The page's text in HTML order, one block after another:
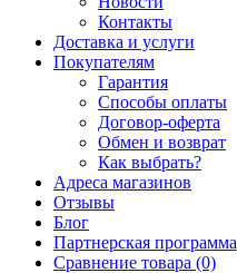
Контакты
Доставка и услуги
Покупателям
Гарантия
Способы оплаты
Договор-оферта
Обмен и возврат
Как выбрать?
Адреса магазинов
Отзывы
Блог
Партнерская программа
Сравнение товара (0)